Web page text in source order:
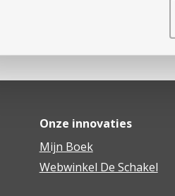
Onze innovaties
Mijn Boek
Webwinkel De Schakel